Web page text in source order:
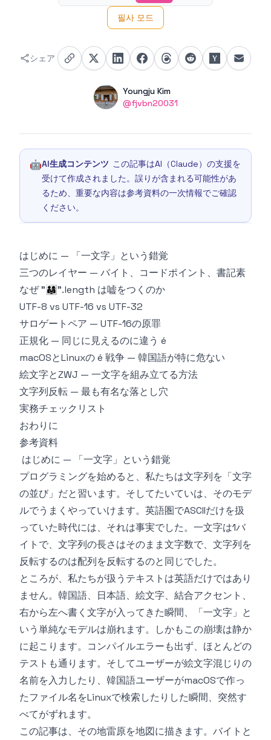
필사 모드
シェア
Name
Youngju Kim
Twitter
@fjvbn20031
🤖AI生成コンテンツ この記事はAI（Claude）の支援を
受けて作成されました。誤りが含まれる可能性があ
るため、重要な内容は参考資料の一次情報でご確認
ください。
はじめに — 「一文字」という錯覚
三つのレイヤー — バイト、コードポイント、書記素
なぜ "👨‍👩‍👧".length は嘘をつくのか
UTF-8 vs UTF-16 vs UTF-32
サロゲートペア — UTF-16の原罪
正規化 — 同じに見えるのに違う é
macOSとLinuxの é 戦争 — 韓国語が特に危ない
絵文字とZWJ — 一文字を組み立てる方法
文字列反転 — 最も有名な落とし穴
実務チェックリスト
おわりに
参考資料
はじめに — 「一文字」という錯覚
プログラミングを始めると、私たちは文字列を「文字
の並び」だと習います。そしてたいていは、そのモデ
ルでうまくやっていけます。英語圏でASCIIだけを扱
っていた時代には、それは事実でした。一文字は1バ
イトで、文字列の長さはそのまま文字数で、文字列を
反転するのは配列を反転するのと同じでした。
ところが、私たちが扱うテキストは英語だけではあり
ません。韓国語、日本語、絵文字、結合アクセント、
右から左へ書く文字が入ってきた瞬間、「一文字」と
いう単純なモデルは崩れます。しかもこの崩壊は静か
に起こります。コンパイルエラーも出ず、ほとんどの
テストも通ります。そしてユーザーが絵文字混じりの
名前を入力したり、韓国語ユーザーがmacOSで作っ
たファイル名をLinuxで検索したりした瞬間、突然す
べてがずれます。
この記事は、その地雷原を地図に描きます。バイトと